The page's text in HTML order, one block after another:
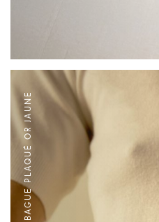
BAGUE PLAQUÉ OR JAUNE